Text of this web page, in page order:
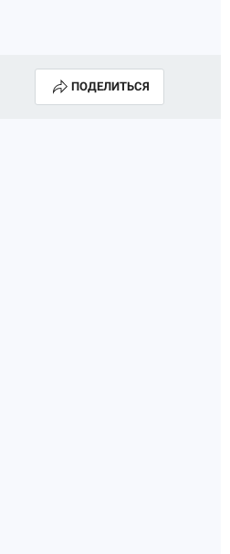
ПОДЕЛИТЬСЯ